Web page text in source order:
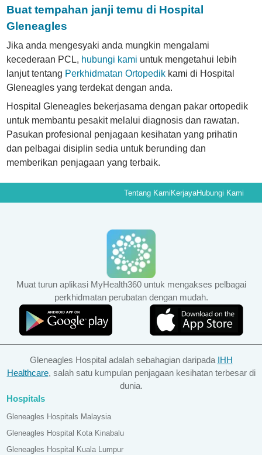
Buat tempahan janji temu di Hospital
Gleneagles
Jika anda mengesyaki anda mungkin mengalami
kecederaan PCL, hubungi kami untuk mengetahui lebih
lanjut tentang Perkhidmatan Ortopedik kami di Hospital
Gleneagles yang terdekat dengan anda.
Hospital Gleneagles bekerjasama dengan pakar ortopedik
untuk membantu pesakit melalui diagnosis dan rawatan.
Pasukan profesional penjagaan kesihatan yang prihatin
dan pelbagai disiplin sedia untuk berunding dan
memberikan penjagaan yang terbaik.
Tentang KamiKerjayaHubungi Kami
Muat turun aplikasi MyHealth360 untuk mengakses pelbagai
perkhidmatan perubatan dengan mudah.
Gleneagles Hospital adalah sebahagian daripada IHH
Healthcare, salah satu kumpulan penjagaan kesihatan terbesar di
dunia.
Hospitals
Gleneagles Hospitals Malaysia
Gleneagles Hospital Kota Kinabalu
Gleneagles Hospital Kuala Lumpur